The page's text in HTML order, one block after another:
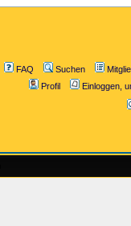
FAQ
Suchen
Profil
Einloggen,